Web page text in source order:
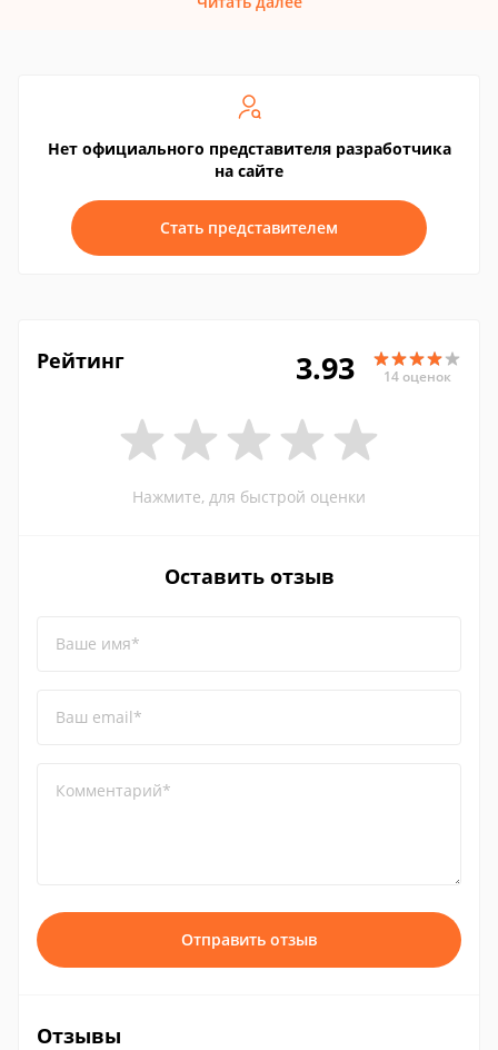
Нет официального представителя разработчика
на сайте
Стать представителем
Рейтинг 3.93 14 оценок
Нажмите, для быстрой оценки
Оставить отзыв
Ваше имя*
Ваш email*
Комментарий*
Отправить отзыв
Отзывы